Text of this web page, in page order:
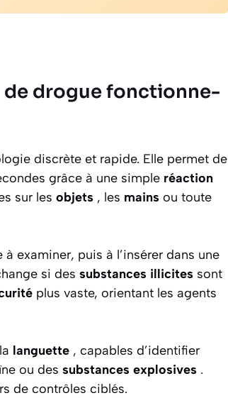
drogue fonctionne-
discrète et rapide. Elle permet de
grâce à une simple réaction
sur les objets , les mains ou toute
à examiner, puis à l’insérer dans une
si des substances illicites sont
plus vaste, orientant les agents
languette , capables d’identifier
ou des substances explosives .
de contrôles ciblés.